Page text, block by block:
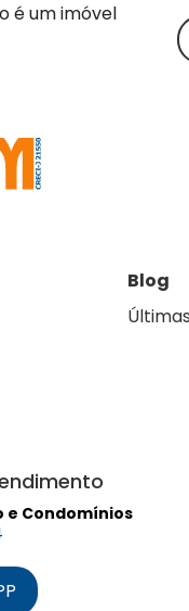
é um imóvel
Blog
e Condomínios